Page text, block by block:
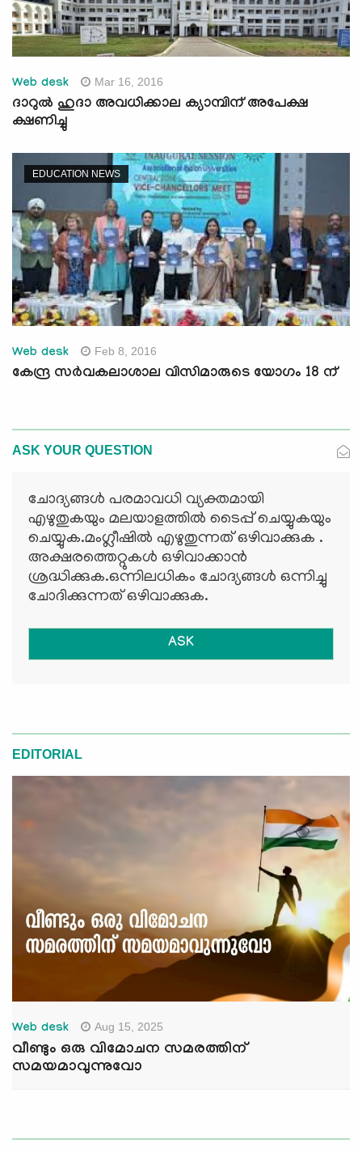
Web desk Mar 16, 2016
ദാറുല്‍ ഹുദാ അവധിക്കാല ക്യാമ്പിന് അപേക്ഷ
ക്ഷണിച്ചു
EDUCATION NEWS
Web desk Feb 8, 2016
കേന്ദ്ര സര്‍വകലാശാല വിസിമാരുടെ യോഗം 18 ന്
ASK YOUR QUESTION
ചോദ്യങ്ങള്‍ പരമാവധി വ്യക്തമായി
എഴുതുകയും മലയാളത്തില്‍ ടൈപ്പ് ചെയ്യുകയും
ചെയ്യുക.മംഗ്ലീഷില്‍ എഴുതുന്നത് ഒഴിവാക്കുക .
അക്ഷരത്തെറ്റുകള്‍ ഒഴിവാക്കാന്‍
ശ്രദ്ധിക്കുക.ഒന്നിലധികം ചോദ്യങ്ങള്‍ ഒന്നിച്ചു
ചോദിക്കുന്നത് ഒഴിവാക്കുക.
ASK
EDITORIAL
Web desk Aug 15, 2025
വീണ്ടും ഒരു വിമോചന സമരത്തിന്
സമയമാവുന്നുവോ